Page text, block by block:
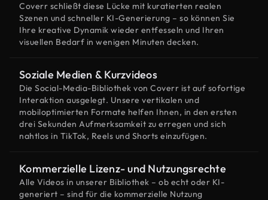
Coverr schließt diese Lücke mit kuratierten realen
Szenen und schneller KI-Generierung – so können Sie
Ihre kreative Dynamik wieder entfesseln und Ihren
visuellen Bedarf in wenigen Minuten decken.
Soziale Medien & Kurzvideos
Die Social-Media-Bibliothek von Coverr ist auf sofortige
Interaktion ausgelegt. Unsere vertikalen und
mobiloptimierten Formate helfen Ihnen, in den ersten
drei Sekunden Aufmerksamkeit zu erregen und sich
nahtlos in TikTok, Reels und Shorts einzufügen.
Kommerzielle Lizenz- und Nutzungsrechte
Alle Videos in unserer Bibliothek – ob echt oder KI-
generiert – sind für die kommerzielle Nutzung